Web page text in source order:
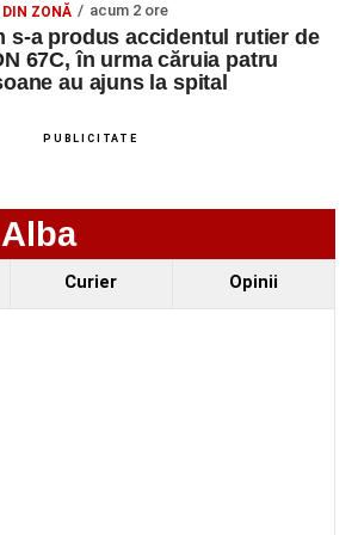
CLADIRILOR,
CAPTUSELI
ZIDARIE, PLACI
FAIANTA,
FAIANTAR
FIERAR
0729399259
ZONĂ acum 2 ore
s-a produs accidentul rutier de
67C, în urma căruia patru
au ajuns la spital
PUBLICITATE
Curier Opinii